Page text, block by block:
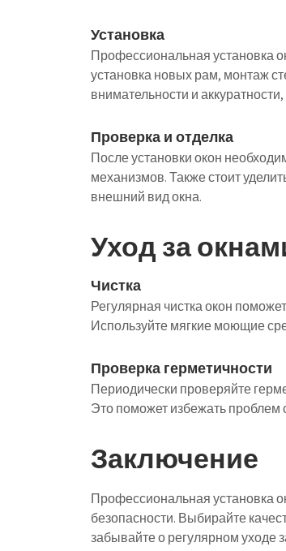
Установка
Профессиональная установка
установка новых рам, монтаж
внимательности и
Проверка и отделка
После установки окон
механизмов. Также стоит
внешний вид окна.
Уход за
Чистка
Регулярная чистка окон
Используйте мягкие моющие
Проверка герметичности
Периодически проверяйте
Это поможет избежать проблем
Заключение
Профессиональная установка
безопасности. Выбирайте
забывайте о регулярном уходе